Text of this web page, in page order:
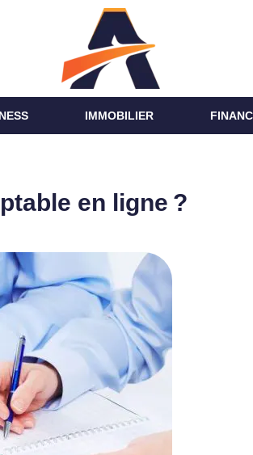
IMMOBILIER
en ligne ?